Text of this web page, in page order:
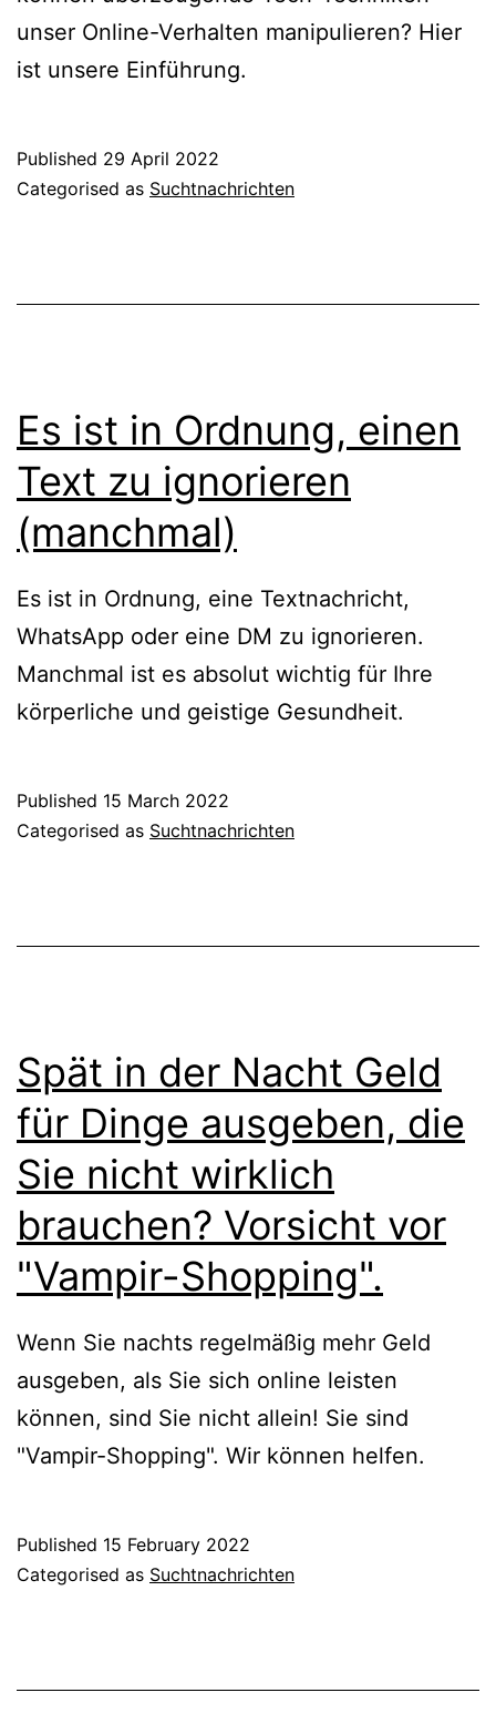
unser Online-Verhalten manipulieren? Hier
ist unsere Einführung.
Published 29 April 2022
Categorised as Suchtnachrichten
Es ist in Ordnung, einen
Text zu ignorieren
(manchmal)
Es ist in Ordnung, eine Textnachricht,
WhatsApp oder eine DM zu ignorieren.
Manchmal ist es absolut wichtig für Ihre
körperliche und geistige Gesundheit.
Published 15 March 2022
Categorised as Suchtnachrichten
Spät in der Nacht Geld
für Dinge ausgeben, die
Sie nicht wirklich
brauchen? Vorsicht vor
"Vampir-Shopping".
Wenn Sie nachts regelmäßig mehr Geld
ausgeben, als Sie sich online leisten
können, sind Sie nicht allein! Sie sind
"Vampir-Shopping". Wir können helfen.
Published 15 February 2022
Categorised as Suchtnachrichten